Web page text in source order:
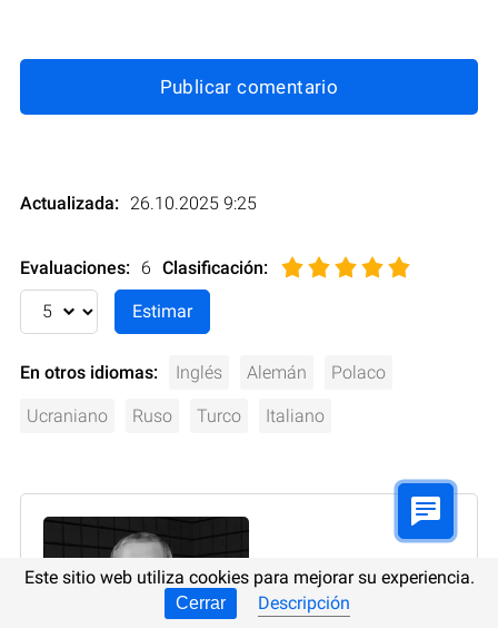
Publicar comentario
Actualizada: 26.10.2025 9:25
Evaluaciones: 6 Clasificación:
En otros idiomas: Inglés Alemán Polaco
Ucraniano Ruso Turco Italiano
Este sitio web utiliza cookies para mejorar su experiencia.
Cerrar Descripción